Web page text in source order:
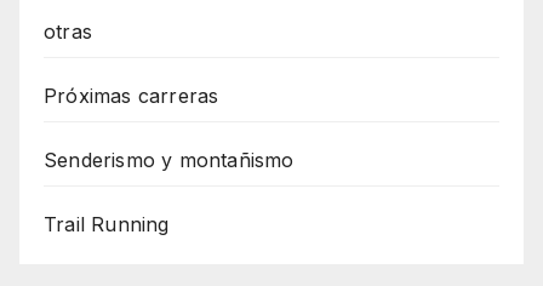
otras
Próximas carreras
Senderismo y montañismo
Trail Running